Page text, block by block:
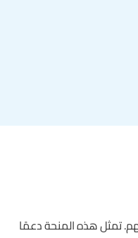
تمثل هذه المنحة دعمًا